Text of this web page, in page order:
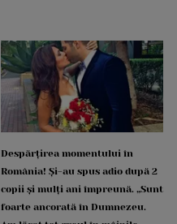
Despărțirea momentului în
România! Și-au spus adio după 2
copii și mulți ani împreună. „Sunt
foarte ancorată în Dumnezeu.